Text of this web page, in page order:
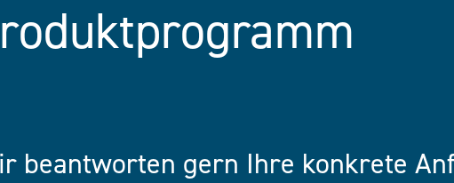
beantworten gern Ihre konkrete